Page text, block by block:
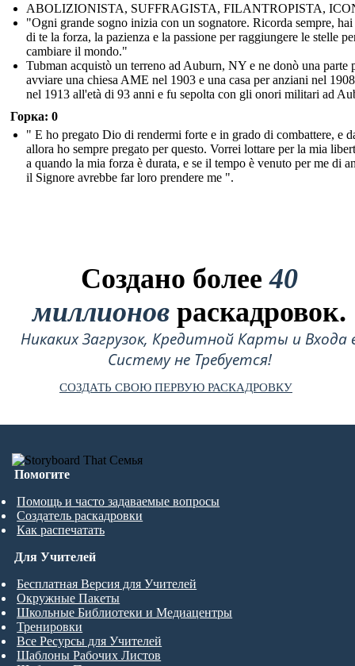
ABOLIZIONISTA, SUFFRAGISTA, FILANTROPISTA,
"Ogni grande sogno inizia con un sognatore. Ricorda sempre,
di te la forza, la pazienza e la passione per raggiungere le stelle
cambiare il mondo."
Tubman acquistò un terreno ad Auburn, NY e ne donò una parte
avviare una chiesa AME nel 1903 e una casa per anziani nel
nel 1913 all'età di 93 anni e fu sepolta con gli onori militari ad
Горка: 0
" E ho pregato Dio di rendermi forte e in grado di combattere, e
allora ho sempre pregato per questo. Vorrei lottare per la mia
a quando la mia forza è durata, e se il tempo è venuto per me di
il Signore avrebbe far loro prendere me ".
Создано более40
миллионов раскадровок.
Никаких Загрузок, Кредитной Карты и Входа
Систему не Требуется!
СОЗДАТЬ СВОЮ ПЕРВУЮ РАСКАДРОВКУ
Помогите
Помощь и часто задаваемые вопросы
Создатель раскадровки
Как распечатать
Для Учителей
Бесплатная Версия для Учителей
Окружные Пакеты
Школьные Библиотеки и Медиацентры
Тренировки
Все Ресурсы для Учителей
Шаблоны Рабочих Листов